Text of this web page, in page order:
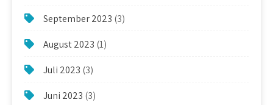
September 2023 (3)
August 2023 (1)
Juli 2023 (3)
Juni 2023 (3)